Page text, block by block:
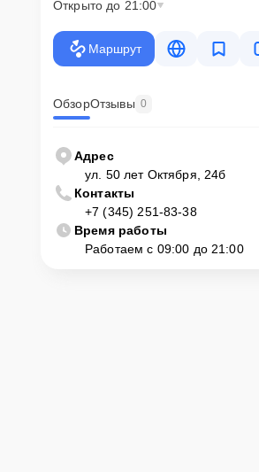
Открыто до 21:00
Маршрут
ОбзорОтзывы 0
Адрес
ул. 50 лет Октября, 24б
Контакты
+7 (345) 251-83-38
Время работы
Работаем с 09:00 до 21:00